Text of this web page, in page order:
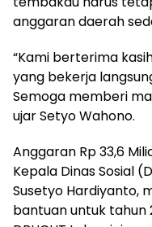
anggaran daerah
“Kami berterima
yang bekerja
Semoga memberi
ujar Setyo Wahono.
Anggaran Rp 33,6
Kepala Dinas Sosial
Susetyo Hardiyanto,
bantuan untuk tahun